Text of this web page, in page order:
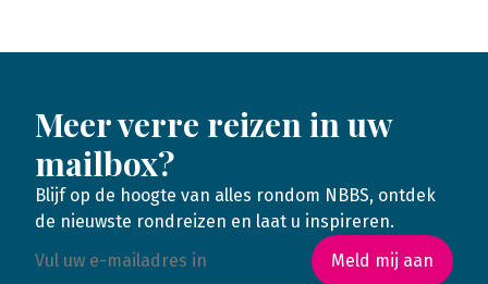
Meer verre reizen in uw
mailbox?
Blijf op de hoogte van alles rondom NBBS, ontdek
de nieuwste rondreizen en laat u inspireren.
Meld mij aan